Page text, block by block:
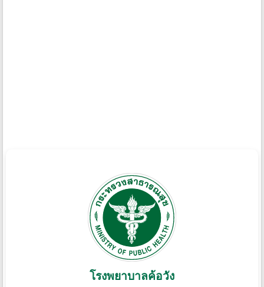
โรงพยาบาลค้อวัง